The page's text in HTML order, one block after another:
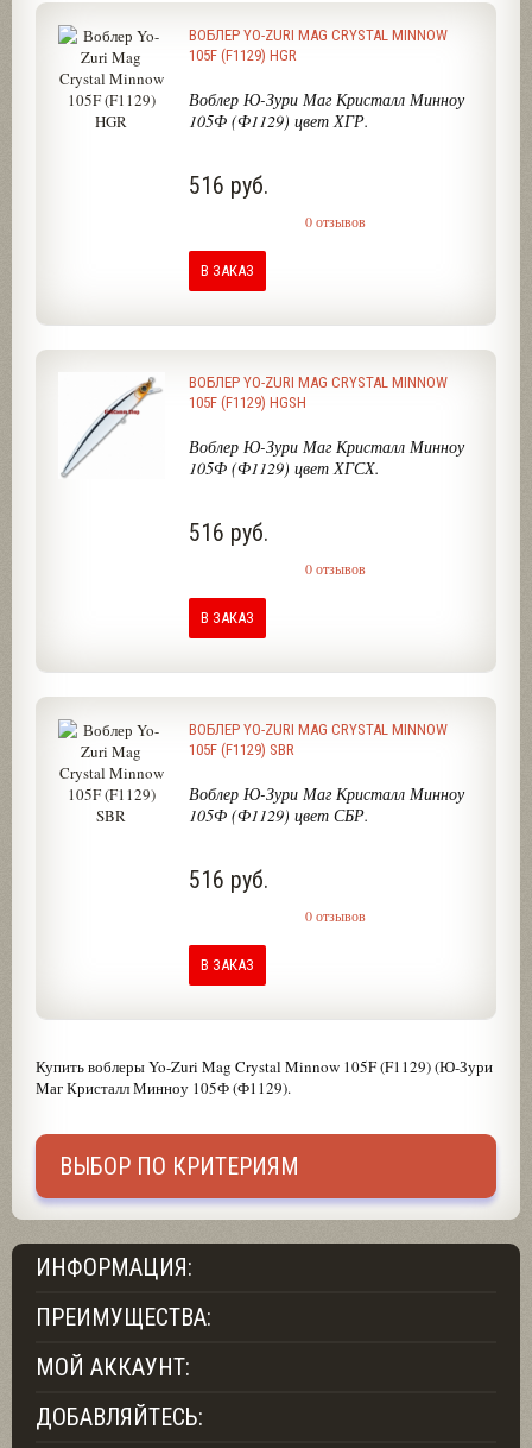
ВОБЛЕР YO-ZURI MAG CRYSTAL MINNOW
105F (F1129) HGR
Воблер Ю-Зури Маг Кристалл Минноу
105Ф (Ф1129) цвет ХГР.
516 руб.
0 отзывов
В ЗАКАЗ
ВОБЛЕР YO-ZURI MAG CRYSTAL MINNOW
105F (F1129) HGSH
Воблер Ю-Зури Маг Кристалл Минноу
105Ф (Ф1129) цвет ХГСХ.
516 руб.
0 отзывов
В ЗАКАЗ
ВОБЛЕР YO-ZURI MAG CRYSTAL MINNOW
105F (F1129) SBR
Воблер Ю-Зури Маг Кристалл Минноу
105Ф (Ф1129) цвет СБР.
516 руб.
0 отзывов
В ЗАКАЗ
Купить воблеры Yo-Zuri Mag Crystal Minnow 105F (F1129) (Ю-Зури
Маг Кристалл Минноу 105Ф (Ф1129).
ВЫБОР ПО КРИТЕРИЯМ
ИНФОРМАЦИЯ:
ПРЕИМУЩЕСТВА:
МОЙ АККАУНТ:
ДОБАВЛЯЙТЕСЬ: